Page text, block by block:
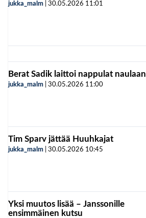
jukka_malm 30.05.2026 11:01
Berat Sadik laittoi nappulat naulaan
jukka_malm 30.05.2026 11:00
Tim Sparv jättää Huuhkajat
jukka_malm 30.05.2026 10:45
Yksi muutos lisää – Janssonille
ensimmäinen kutsu